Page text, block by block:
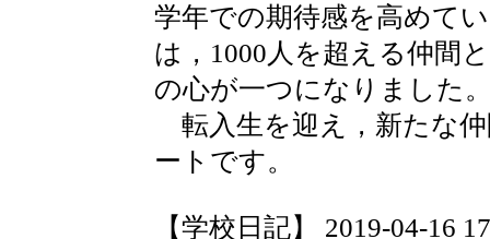
学年での期待感を高めて
は，1000人を超える仲間
の心が一つになりました
転入生を迎え，新たな
ートです。
【学校日記】 2019-04-16